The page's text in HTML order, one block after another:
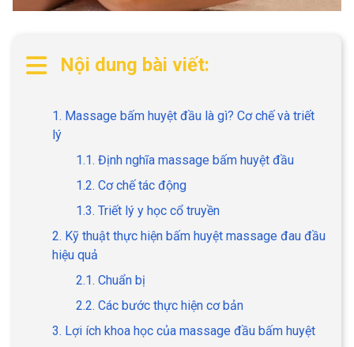
Nội dung bài viết:
1. Massage bấm huyệt đầu là gì? Cơ chế và triết
lý
1.1. Định nghĩa massage bấm huyệt đầu
1.2. Cơ chế tác động
1.3. Triết lý y học cổ truyền
2. Kỹ thuật thực hiện bấm huyệt massage đau đầu
hiệu quả
2.1. Chuẩn bị
2.2. Các bước thực hiện cơ bản
3. Lợi ích khoa học của massage đầu bấm huyệt